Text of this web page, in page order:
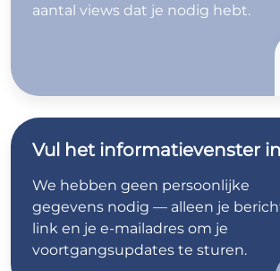
aantal views dat je nodig hebt.
Vul het informatievenster in
We hebben geen persoonlijke
gegevens nodig — alleen je
link en je e-mailadres om je
voortgangsupdates te sturen.